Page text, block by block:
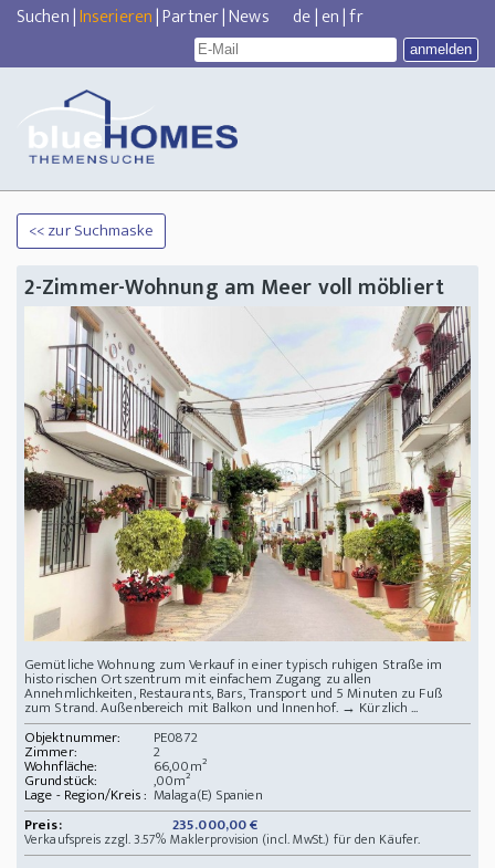
Suchen|Inserieren|Partner|News de|en|fr
<< zur Suchmaske
2-Zimmer-Wohnung am Meer voll möbliert
Gemütliche Wohnung zum Verkauf in einer typisch ruhigen Straße im
historischen Ortszentrum mit einfachem Zugang zu allen
Annehmlichkeiten, Restaurants, Bars, Transport und 5 Minuten zu Fuß
zum Strand. Außenbereich mit Balkon und Innenhof. → Kürzlich ...
Objektnummer:
PE0872
Zimmer: 2
Wohnfläche: 66,00m²
Grundstück: ,00m²
Lage - Region/Kreis : Malaga(E) Spanien
Preis:
235.000,00 €
Verkaufspreis zzgl. 3.57% Maklerprovision (incl. MwSt.) für den Käufer.